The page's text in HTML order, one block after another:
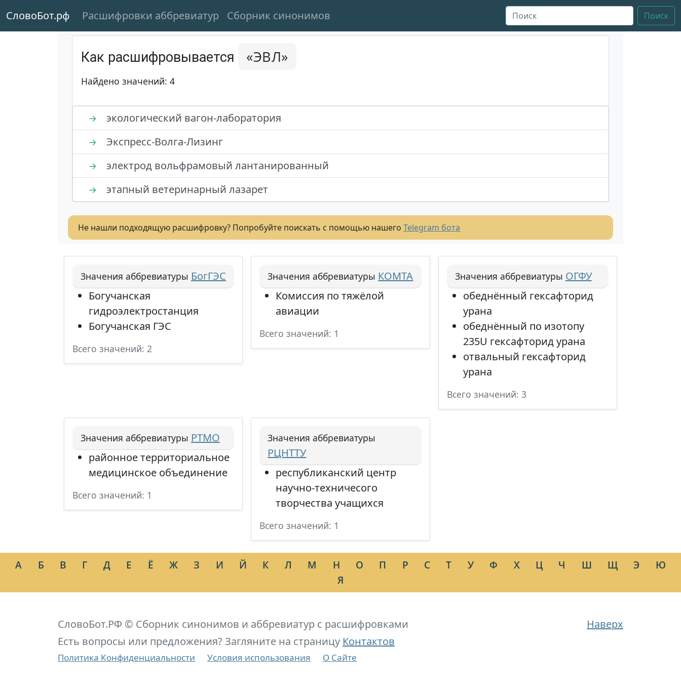
СловоБот.рф Расшифровки аббревиатур Сборник синонимов Поиск
Как расшифровывается «ЭВЛ»
Найдено значений: 4
→ экологический вагон-лаборатория
→ Экспресс-Волга-Лизинг
→ электрод вольфрамовый лантанированный
→ этапный ветеринарный лазарет
Не нашли подходящую расшифровку? Попробуйте поискать с помощью нашего Telegram бота
Значения аббревиатуры БогГЭС
Богучанская
гидроэлектростанция
Богучанская ГЭС
Всего значений: 2
Значения аббревиатуры КОМТА
Комиссия по тяжёлой
авиации
Всего значений: 1
Значения аббревиатуры ОГФУ
обеднённый гексафторид
урана
обеднённый по изотопу
235U гексафторид урана
отвальный гексафторид
урана
Всего значений: 3
Значения аббревиатуры РТМО
районное территориальное
медицинское объединение
Всего значений: 1
Значения аббревиатуры
РЦНТТУ
республиканский центр
научно-техничесого
творчества учащихся
Всего значений: 1
А Б В Г Д Е Ё Ж З И Й К Л М Н О П Р С Т У Ф Х Ц Ч Ш Щ Э
Ю
Я
Наверх
СловоБот.РФ © Сборник синонимов и аббревиатур с расшифровками
Есть вопросы или предложения? Загляните на страницу Контактов
Политика Конфиденциальности Условия использования О Сайте